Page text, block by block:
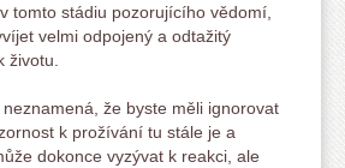
tomto stádiu pozorujícího vědomí,
velmi odpojený a odtažitý
životu.
že byste měli ignorovat
k prožívání tu stále je a
dokonce vyzývat k reakci, ale